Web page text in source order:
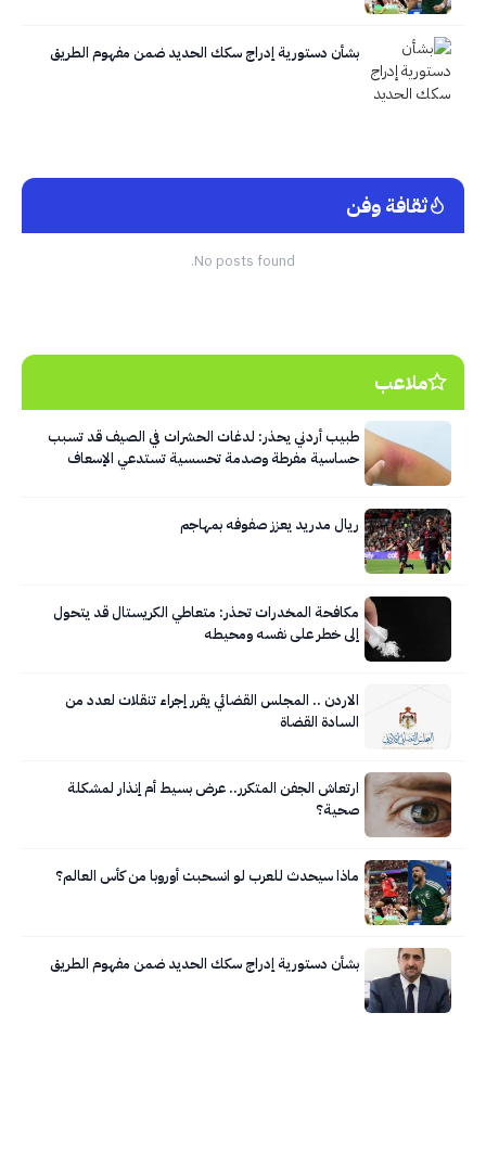
بشأن دستورية إدراج سكك الحديد ضمن مفهوم الطريق
ثقافة وفن
No posts found.
ملاعب
طبيب أردني يحذر: لدغات الحشرات في الصيف قد تسبب
حساسية مفرطة وصدمة تحسسية تستدعي الإسعاف
ريال مدريد يعزز صفوفه بمهاجم
مكافحة المخدرات تحذر: متعاطي الكريستال قد يتحول
إلى خطر على نفسه ومحيطه
الاردن .. المجلس القضائي يقرر إجراء تنقلات لعدد من
السادة القضاة
ارتعاش الجفن المتكرر.. عرض بسيط أم إنذار لمشكلة
صحية؟
ماذا سيحدث للعرب لو انسحبت أوروبا من كأس العالم؟
بشأن دستورية إدراج سكك الحديد ضمن مفهوم الطريق